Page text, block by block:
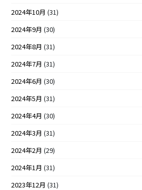
2024年10月 (31)
2024年9月 (30)
2024年8月 (31)
2024年7月 (31)
2024年6月 (30)
2024年5月 (31)
2024年4月 (30)
2024年3月 (31)
2024年2月 (29)
2024年1月 (31)
2023年12月 (31)